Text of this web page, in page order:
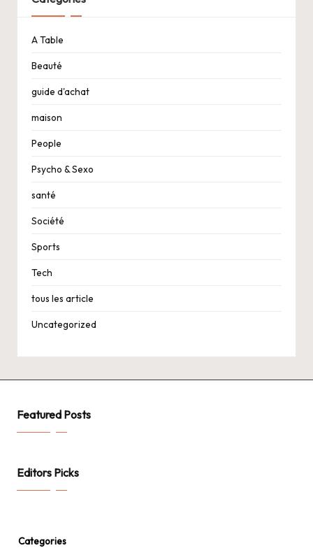
A Table
Beauté
guide d'achat
maison
People
Psycho & Sexo
santé
Société
Sports
Tech
tous les article
Uncategorized
Featured Posts
Editors Picks
Categories